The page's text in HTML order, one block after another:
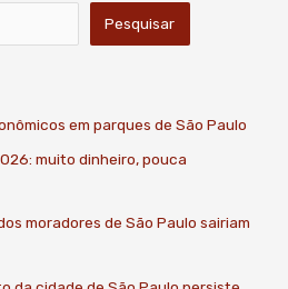
Pesquisar
em parques de São Paulo
muito dinheiro, pouca
moradores de São Paulo sairiam